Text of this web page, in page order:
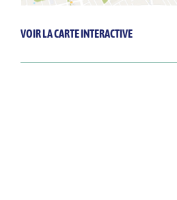
VOIR LA CARTE INTERACTIVE